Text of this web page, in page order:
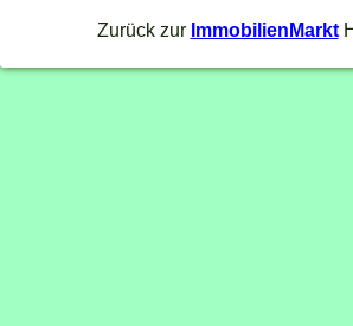
Zurück zur ImmobilienMarkt